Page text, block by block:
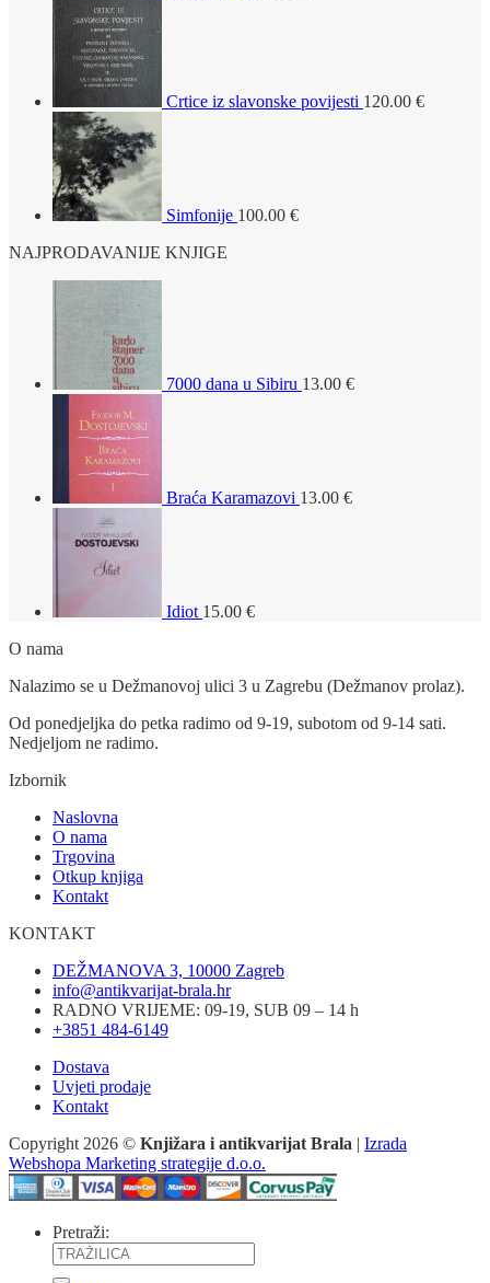
Crtice iz slavonske povijesti 120.00 €
Simfonije 100.00 €
NAJPRODAVANIJE KNJIGE
7000 dana u Sibiru 13.00 €
Braća Karamazovi 13.00 €
Idiot 15.00 €
O nama
Nalazimo se u Dežmanovoj ulici 3 u Zagrebu (Dežmanov prolaz).
Od ponedjeljka do petka radimo od 9-19, subotom od 9-14 sati.
Nedjeljom ne radimo.
Izbornik
Naslovna
O nama
Trgovina
Otkup knjiga
Kontakt
KONTAKT
DEŽMANOVA 3, 10000 Zagreb
info@antikvarijat-brala.hr
RADNO VRIJEME: 09-19, SUB 09 – 14 h
+3851 484-6149
Dostava
Uvjeti prodaje
Kontakt
Copyright 2026 © Knjižara i antikvarijat Brala | Izrada
Webshopa Marketing strategije d.o.o.
Pretraži: